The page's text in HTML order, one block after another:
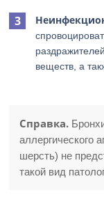
веществ, а
Справка.
аллергического
шерсть) не
такой вид